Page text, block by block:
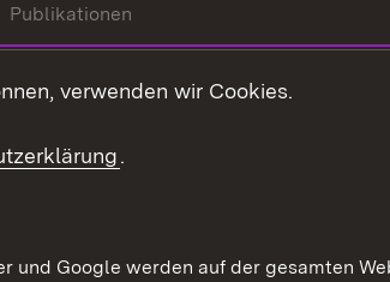
Publikationen
Mediathek
Ausschreibungen
verwenden wir Cookies.
.
und Google werden auf der gesamten